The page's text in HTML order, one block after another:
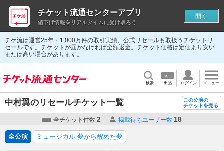
チケ流は運営25年・1,000万件の取引実績、公式リセールも取扱うチケットリ
セールです。チケットが届かなければ全額返金。チケット価格は定価より安い
または高い場合があります。
検索 出品 ログイン メニュー
中村翼のリセールチケット一覧
この公演の
チケットを売る
全チケット件数 2 掲載待ちユーザー数 18
全公演 ミュージカル 夢から醒めた夢
チケット流通センターアプリ
値下げ情報をリアルタイムに受け取ろう
開く